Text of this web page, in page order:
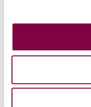
Akavan jäsenliitto